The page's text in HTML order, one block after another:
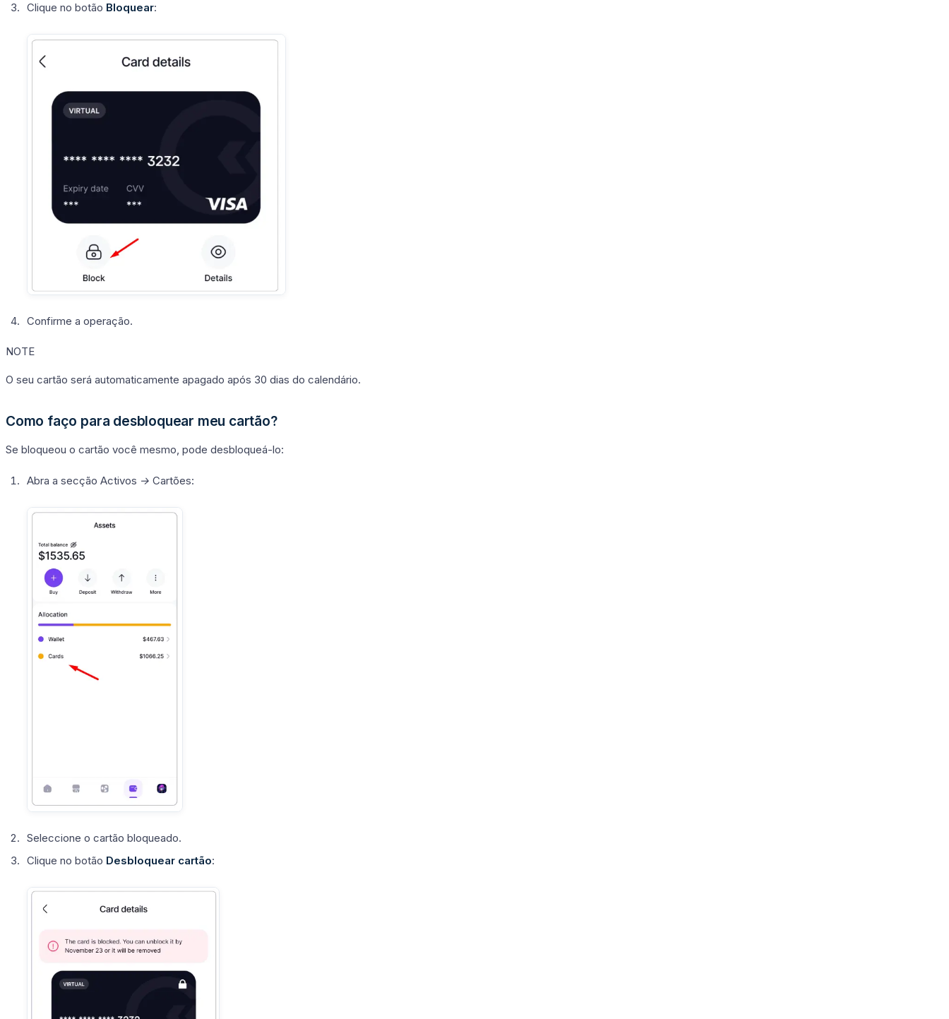
Clique no botão Bloquear:
Confirme a operação.
NOTE
O seu cartão será automaticamente apagado após 30 dias do calendário.
Como faço para desbloquear meu cartão?
Se bloqueou o cartão você mesmo, pode desbloqueá-lo:
Abra a secção Activos → Cartões:
Seleccione o cartão bloqueado.
Clique no botão Desbloquear cartão: